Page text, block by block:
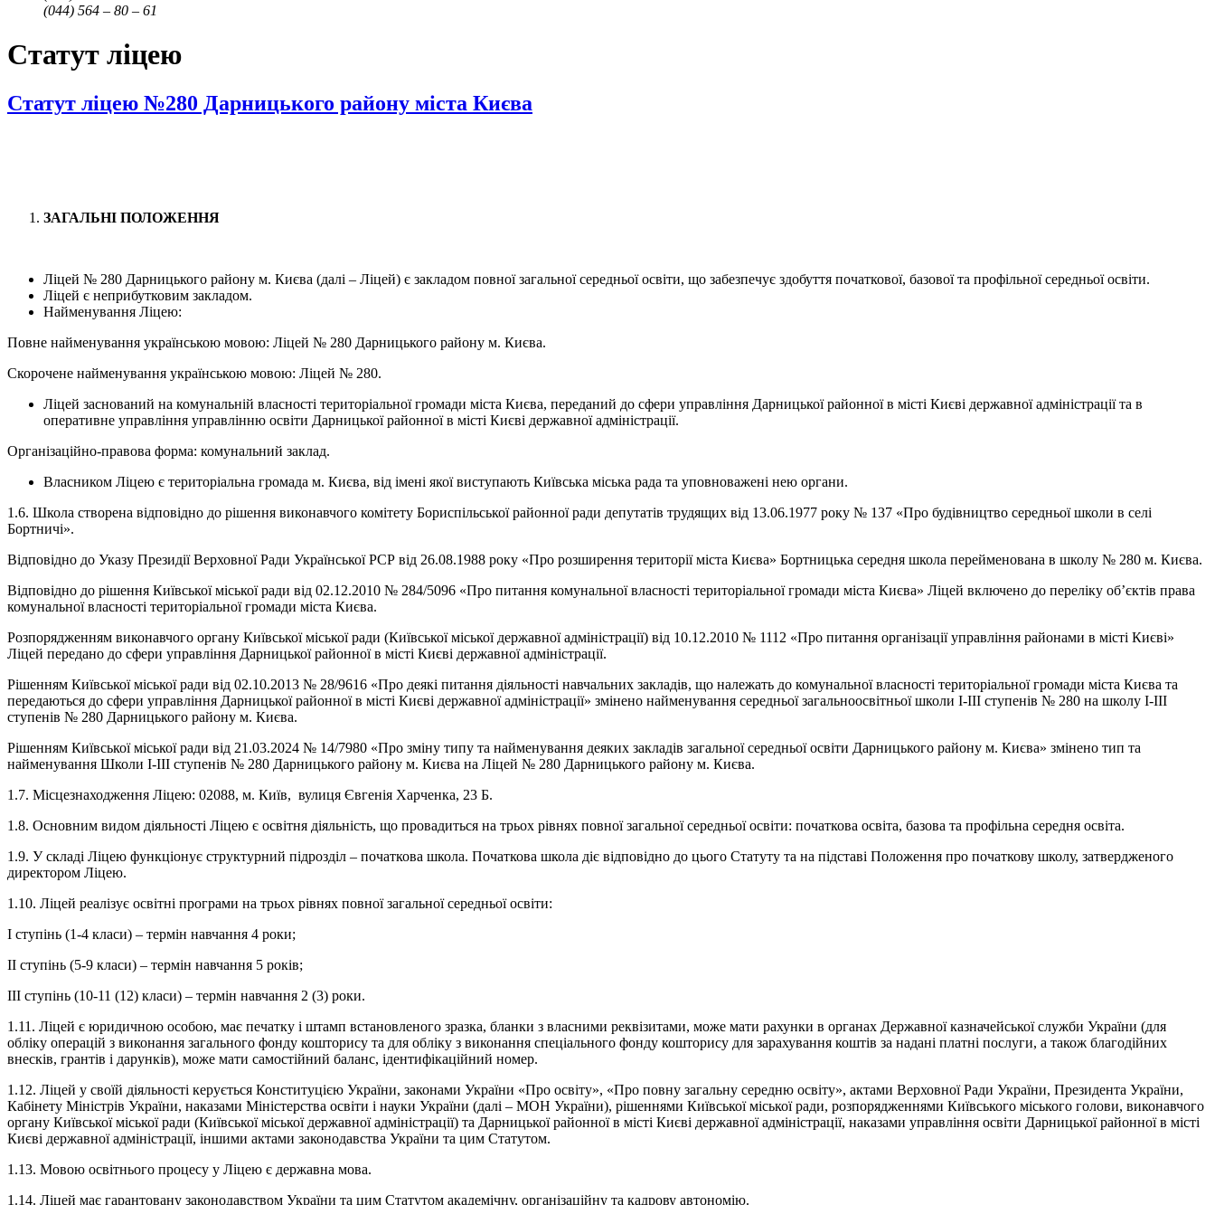
(044) 564 – 80 – 61
Статут ліцею
Статут ліцею №280 Дарницького району міста Києва
ЗАГАЛЬНІ ПОЛОЖЕННЯ
Ліцей № 280 Дарницького району м. Києва (далі – Ліцей) є закладом повної загальної середньої освіти, що забезпечує здобуття початкової, базової та профільної середньої освіти.
Ліцей є неприбутковим закладом.
Найменування Ліцею:
Повне найменування українською мовою: Ліцей № 280 Дарницького району м. Києва.
Скорочене найменування українською мовою: Ліцей № 280.
Ліцей заснований на комунальній власності територіальної громади міста Києва, переданий до сфери управління Дарницької районної в місті Києві державної адміністрації та в
оперативне управління управлінню освіти Дарницької районної в місті Києві державної адміністрації.
Організаційно-правова форма: комунальний заклад.
Власником Ліцею є територіальна громада м. Києва, від імені якої виступають Київська міська рада та уповноважені нею органи.
1.6. Школа створена відповідно до рішення виконавчого комітету Бориспільської районної ради депутатів трудящих від 13.06.1977 року № 137 «Про будівництво середньої школи в селі
Бортничі».
Відповідно до Указу Президії Верховної Ради Української РСР від 26.08.1988 року «Про розширення території міста Києва» Бортницька середня школа перейменована в школу № 280 м. Києва.
Відповідно до рішення Київської міської ради від 02.12.2010 № 284/5096 «Про питання комунальної власності територіальної громади міста Києва» Ліцей включено до переліку об’єктів права
комунальної власності територіальної громади міста Києва.
Розпорядженням виконавчого органу Київської міської ради (Київської міської державної адміністрації) від 10.12.2010 № 1112 «Про питання організації управління районами в місті Києві»
Ліцей передано до сфери управління Дарницької районної в місті Києві державної адміністрації.
Рішенням Київської міської ради від 02.10.2013 № 28/9616 «Про деякі питання діяльності навчальних закладів, що належать до комунальної власності територіальної громади міста Києва та
передаються до сфери управління Дарницької районної в місті Києві державної адміністрації» змінено найменування середньої загальноосвітньої школи І-ІІІ ступенів № 280 на школу І-ІІІ
ступенів № 280 Дарницького району м. Києва.
Рішенням Київської міської ради від 21.03.2024 № 14/7980 «Про зміну типу та найменування деяких закладів загальної середньої освіти Дарницького району м. Києва» змінено тип та
найменування Школи І-ІІІ ступенів № 280 Дарницького району м. Києва на Ліцей № 280 Дарницького району м. Києва.
1.7. Місцезнаходження Ліцею: 02088, м. Київ, вулиця Євгенія Харченка, 23 Б.
1.8. Основним видом діяльності Ліцею є освітня діяльність, що провадиться на трьох рівнях повної загальної середньої освіти: початкова освіта, базова та профільна середня освіта.
1.9. У складі Ліцею функціонує структурний підрозділ – початкова школа. Початкова школа діє відповідно до цього Статуту та на підставі Положення про початкову школу, затвердженого
директором Ліцею.
1.10. Ліцей реалізує освітні програми на трьох рівнях повної загальної середньої освіти:
І ступінь (1-4 класи) – термін навчання 4 роки;
II ступінь (5-9 класи) – термін навчання 5 років;
ІІІ ступінь (10-11 (12) класи) – термін навчання 2 (3) роки.
1.11. Ліцей є юридичною особою, має печатку і штамп встановленого зразка, бланки з власними реквізитами, може мати рахунки в органах Державної казначейської служби України (для
обліку операцій з виконання загального фонду кошторису та для обліку з виконання спеціального фонду кошторису для зарахування коштів за надані платні послуги, а також благодійних
внесків, грантів і дарунків), може мати самостійний баланс, ідентифікаційний номер.
1.12. Ліцей у своїй діяльності керується Конституцією України, законами України «Про освіту», «Про повну загальну середню освіту», актами Верховної Ради України, Президента України,
Кабінету Міністрів України, наказами Міністерства освіти і науки України (далі – МОН України), рішеннями Київської міської ради, розпорядженнями Київського міського голови, виконавчого
органу Київської міської ради (Київської міської державної адміністрації) та Дарницької районної в місті Києві державної адміністрації, наказами управління освіти Дарницької районної в місті
Києві державної адміністрації, іншими актами законодавства України та цим Статутом.
1.13. Мовою освітнього процесу у Ліцею є державна мова.
1.14. Ліцей має гарантовану законодавством України та цим Статутом академічну, організаційну та кадрову автономію.